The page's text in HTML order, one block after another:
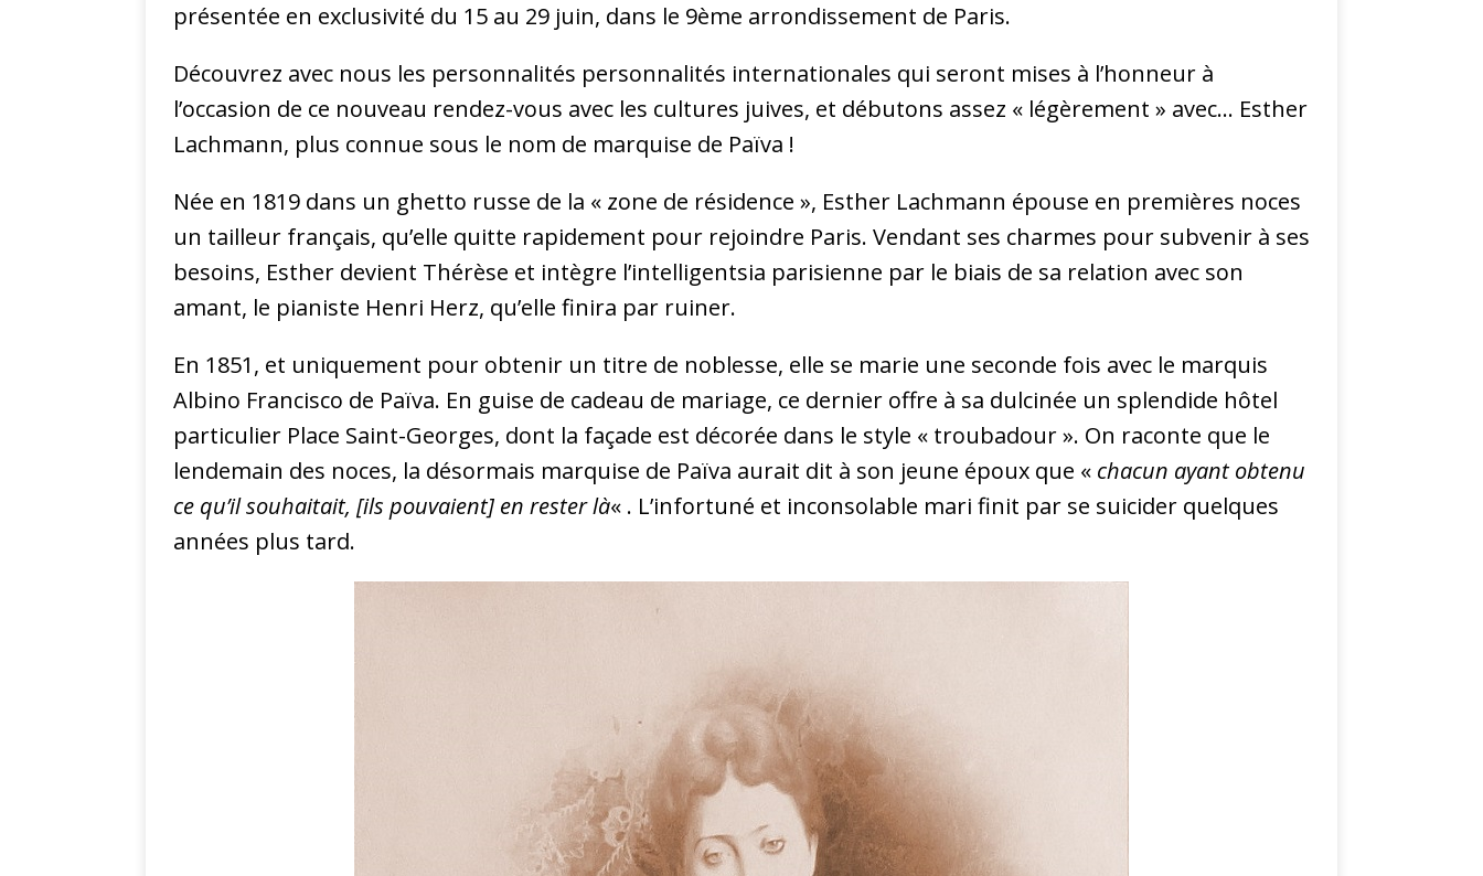
présentée en exclusivité du 15 au 29 juin, dans le 9ème arrondissement de Paris.
Découvrez avec nous les personnalités personnalités internationales qui seront mises à l’honneur à
l’occasion de ce nouveau rendez-vous avec les cultures juives, et débutons assez « légèrement » avec… Esther
Lachmann, plus connue sous le nom de marquise de Païva !
Née en 1819 dans un ghetto russe de la « zone de résidence », Esther Lachmann épouse en premières noces
un tailleur français, qu’elle quitte rapidement pour rejoindre Paris. Vendant ses charmes pour subvenir à ses
besoins, Esther devient Thérèse et intègre l’intelligentsia parisienne par le biais de sa relation avec son
amant, le pianiste Henri Herz, qu’elle finira par ruiner.
En 1851, et uniquement pour obtenir un titre de noblesse, elle se marie une seconde fois avec le marquis
Albino Francisco de Païva. En guise de cadeau de mariage, ce dernier offre à sa dulcinée un splendide hôtel
particulier Place Saint-Georges, dont la façade est décorée dans le style « troubadour ». On raconte que le
lendemain des noces, la désormais marquise de Païva aurait dit à son jeune époux que « chacun ayant obtenu
ce qu’il souhaitait, [ils pouvaient] en rester là« . L’infortuné et inconsolable mari finit par se suicider quelques
années plus tard.